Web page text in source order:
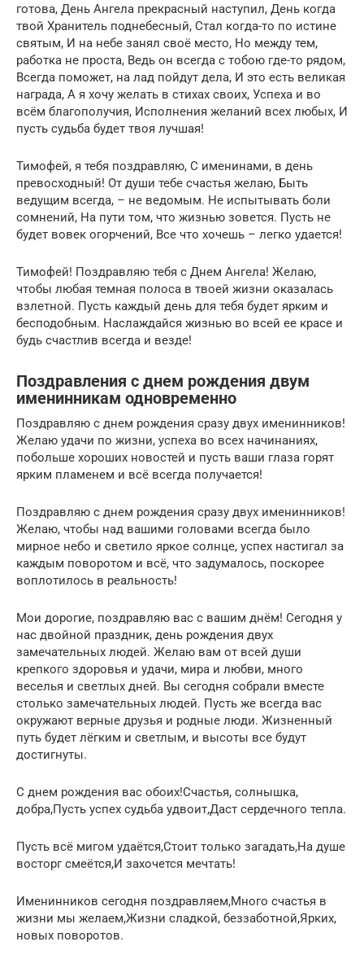
готова, День Ангела прекрасный наступил, День когда
твой Хранитель поднебесный, Стал когда-то по истине
святым, И на небе занял своё место, Но между тем,
работка не проста, Ведь он всегда с тобою где-то рядом,
Всегда поможет, на лад пойдут дела, И это есть великая
награда, А я хочу желать в стихах своих, Успеха и во
всём благополучия, Исполнения желаний всех любых, И
пусть судьба будет твоя лучшая!
Тимофей, я тебя поздравляю, С именинами, в день
превосходный! От души тебе счастья желаю, Быть
ведущим всегда, – не ведомым. Не испытывать боли
сомнений, На пути том, что жизнью зовется. Пусть не
будет вовек огорчений, Все что хочешь – легко удается!
Тимофей! Поздравляю тебя с Днем Ангела! Желаю,
чтобы любая темная полоса в твоей жизни оказалась
взлетной. Пусть каждый день для тебя будет ярким и
бесподобным. Наслаждайся жизнью во всей ее красе и
будь счастлив всегда и везде!
Поздравления с днем рождения двум
именинникам одновременно
Поздравляю с днем рождения сразу двух именинников!
Желаю удачи по жизни, успеха во всех начинаниях,
побольше хороших новостей и пусть ваши глаза горят
ярким пламенем и всё всегда получается!
Поздравляю с днем рождения сразу двух именинников!
Желаю, чтобы над вашими головами всегда было
мирное небо и светило яркое солнце, успех настигал за
каждым поворотом и всё, что задумалось, поскорее
воплотилось в реальность!
Мои дорогие, поздравляю вас с вашим днём! Сегодня у
нас двойной праздник, день рождения двух
замечательных людей. Желаю вам от всей души
крепкого здоровья и удачи, мира и любви, много
веселья и светлых дней. Вы сегодня собрали вместе
столько замечательных людей. Пусть же всегда вас
окружают верные друзья и родные люди. Жизненный
путь будет лёгким и светлым, и высоты все будут
достигнуты.
С днем рождения вас обоих!Счастья, солнышка,
добра,Пусть успех судьба удвоит,Даст сердечного тепла.
Пусть всё мигом удаётся,Стоит только загадать,На душе
восторг смеётся,И захочется мечтать!
Именинников сегодня поздравляем,Много счастья в
жизни мы желаем,Жизни сладкой, беззаботной,Ярких,
новых поворотов.